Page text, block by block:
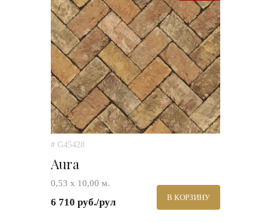
# G45428
Aura
0,53 х 10,00 м.
6 710 руб./рул В КОРЗИНУ